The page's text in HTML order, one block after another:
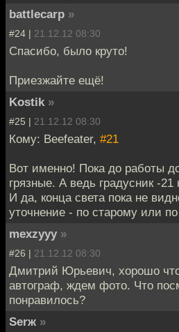
battlecarp »
#24 | 21.12.12 08:30
Спасибо, было круто!
Приезжайте ещё!
Kostik »
#25 | 21.12.12 08:30
Кому: Beefeater, #21
Вот именно! Пока до работы
грязные. А ведь градусник -21
И да, конца света пока не
уточнение - по старому или
mexzyyy »
#26 | 21.12.12 08:30
Дмитрий Юрьевич, хорошо
автограф, ждем фото. Что
понравилось?
Serж »